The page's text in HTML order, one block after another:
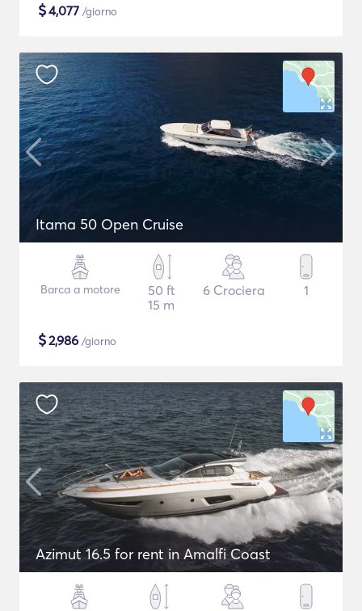
$4,077 /giorno
Itama 50 Open Cruise
Barca a motore
50 ft
15 m
6 Crociera 1
$2,986 /giorno
Azimut 16.5 for rent in Amalfi Coast